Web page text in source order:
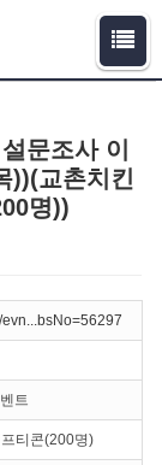
문조사 이
))(교촌치킨
명))
트
티콘(200명)